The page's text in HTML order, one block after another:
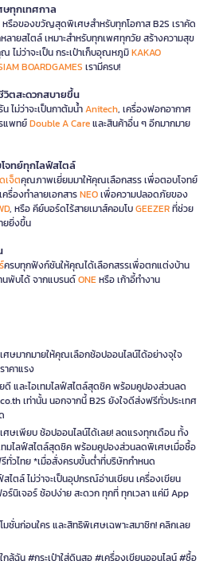
ทุกเทศกาล
รือของขวัญสุดพิเศษสำหรับทุกโอกาส B2S เราคัด
ลายสไตล์ เหมาะสำหรับทุกเพศทุกวัย สร้างความสุข
ไม่ว่าจะเป็น กระเป๋าเก็บอุณหภูมิKAKAO
BOARDGAMES เรามีครบ!
วิตสะดวกสบายขึ้น
ไม่ว่าจะเป็นกาต้มน้ำAnitech, เครื่องฟอกอากาศ
แพทย์Double A Careและสินค้าอื่น ๆ อีกมากมาย
จทย์ทุกไลฟ์สไตล์
เจ็ตคุณภาพเยี่ยมมาให้คุณเลือกสรร เพื่อตอบโจทย์
รื่องทำลายเอกสารNEOเพื่อความปลอดภัยของ
, หรือ คีย์บอร์ดไร้สายเมาส์คอมโบGEEZERที่ช่วย
ยยิ่งขึ้น
ครบทุกฟังก์ชันให้คุณได้เลือกสรรเพื่อตกแต่งบ้าน
านพับได้ จากแบรนด์ONEหรือ เก้าอี้ทำงาน
ศษมากมายให้คุณเลือกช้อปออนไลน์ได้อย่างจุใจ
คาแรง
ดี และไอเทมไลฟ์สไตล์สุดชิค พร้อมคูปองส่วนลด
เท่านั้น นอกจากนี้ B2S ยังใจดีส่งฟรีทั่วประเทศ
ศษเพียบ ช้อปออนไลน์ได้เลย! ลดแรงทุกเดือน ทั้ง
ทมไลฟ์สไตล์สุดชิค พร้อมคูปองส่วนลดพิเศษเมื่อซื้อ
ทั่วไทย *เมื่อสั่งครบขั้นต่ำที่บริษัทกำหนด
ไตล์ ไม่ว่าจะเป็นอุปกรณ์อ่านเขียน เครื่องเขียน
ร์นิเจอร์ ช้อปง่าย สะดวก ทุกที่ ทุกเวลา แค่มี App
มชั่นก่อนใคร และสิทธิพิเศษเฉพาะสมาชิก! คลิกเลย
ล้ฉัน #กระเป๋าใส่ดินสอ #เครื่องเขียนออนไลน์ #ซื้อ